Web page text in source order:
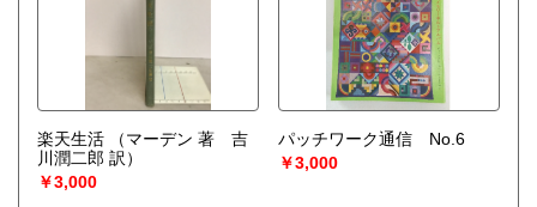
楽天生活
（マーデン 著 吉
川潤二郎 訳）
￥3,000
パッチワーク通信 No.6
￥3,000